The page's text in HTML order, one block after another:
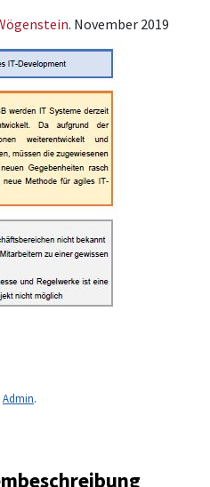
. November 2019
Admin.